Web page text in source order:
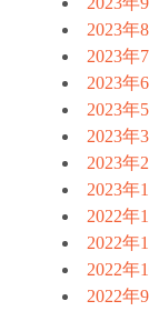
2023年
2023年
2023年
2023年
2023年
2023年
2023年
2022年
2022年
2022年
2022年